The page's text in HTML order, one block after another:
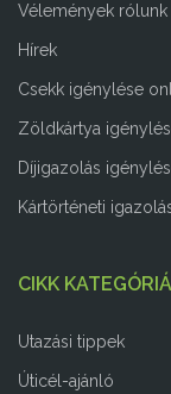
Vélemények rólunk
Hírek
Csekk igénylése
Zöldkártya
Díjigazolás
Kártörténeti
CIKK
Utazási tippek
Úticél-ajánló